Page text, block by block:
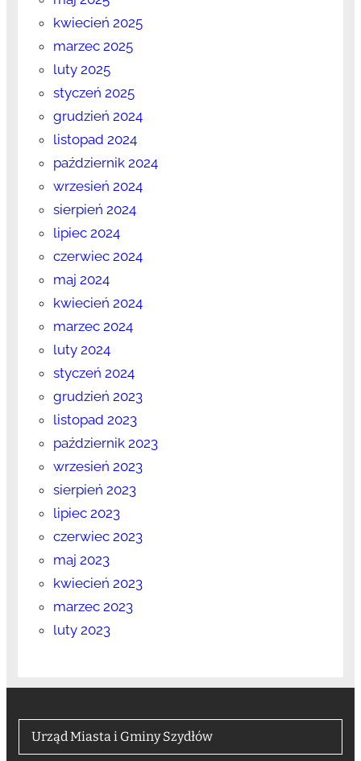
kwiecień 2025
marzec 2025
luty 2025
styczeń 2025
grudzień 2024
listopad 2024
październik 2024
wrzesień 2024
sierpień 2024
lipiec 2024
czerwiec 2024
maj 2024
kwiecień 2024
marzec 2024
luty 2024
styczeń 2024
grudzień 2023
listopad 2023
październik 2023
wrzesień 2023
sierpień 2023
lipiec 2023
czerwiec 2023
maj 2023
kwiecień 2023
marzec 2023
luty 2023
Urząd Miasta i Gminy Szydłów